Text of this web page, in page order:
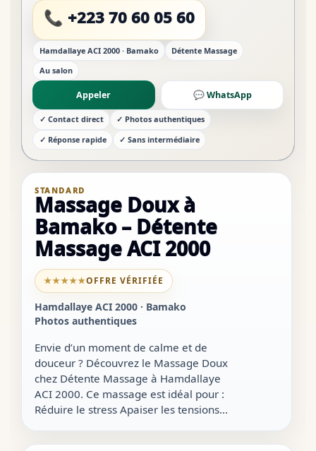
Massage à Hamdallaye ACI 2000. Ce massage
est idéal pour : Réduire le stress Apaiser les
tensions...
📞 +223 70 60 05 60
Hamdallaye ACI 2000 · Bamako
Détente Massage
Au salon
Appeler 💬 WhatsApp
✓ Contact direct
✓ Photos authentiques
✓ Réponse rapide
✓ Sans intermédiaire
STANDARD
Massage Doux à
Bamako – Détente
Massage ACI 2000
★★★★★OFFRE VÉRIFIÉE
Hamdallaye ACI 2000 · Bamako
Photos authentiques
Envie d’un moment de calme et de
douceur ? Découvrez le Massage Doux
chez Détente Massage à Hamdallaye
ACI 2000. Ce massage est idéal pour :
Réduire le stress Apaiser les tensions...